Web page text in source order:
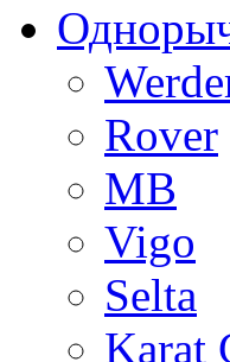
Rover
MB
Vigo
Selta
Karat